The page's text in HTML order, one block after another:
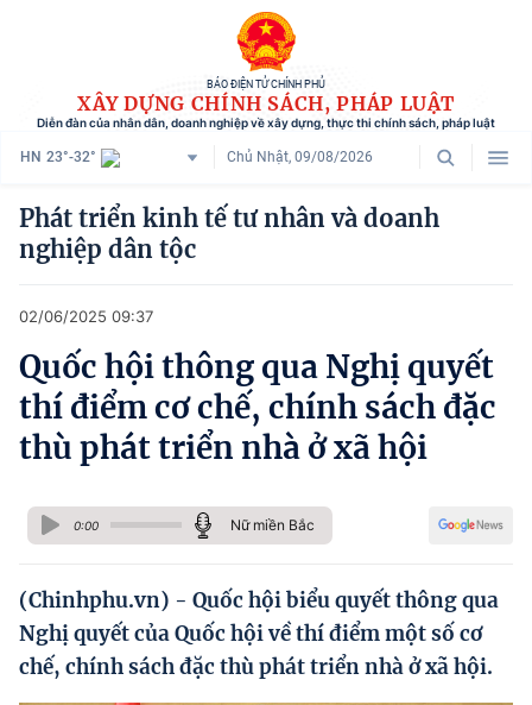
BÁO ĐIỆN TỬ CHÍNH PHỦ
XÂY DỰNG CHÍNH SÁCH, PHÁP LUẬT
Diễn đàn của nhân dân, doanh nghiệp về xây dựng, thực thi chính sách, pháp luật
HN 23°-32° Chủ Nhật, 09/08/2026
Danh mục
Trang chủ
Tham vấn chính sách
Người dân góp ý
Doanh nghiệp hiến kế
Hướng dẫn thực hiện chính sách
Phát triển kinh tế tư nhân và doanh nghiệp dân tộc
Ocop và chuỗi giá trị Nông sản
Phát triển kinh tế tư nhân và doanh
nghiệp dân tộc
02/06/2025 09:37
Quốc hội thông qua Nghị quyết
thí điểm cơ chế, chính sách đặc
thù phát triển nhà ở xã hội
0:00 Nữ miền Bắc
(Chinhphu.vn) - Quốc hội biểu quyết thông qua
Nghị quyết của Quốc hội về thí điểm một số cơ
chế, chính sách đặc thù phát triển nhà ở xã hội.